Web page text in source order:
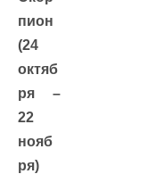
пион
(24
октяб
ря –
22
нояб
ря)